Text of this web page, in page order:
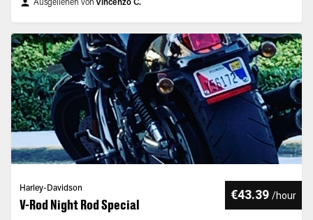
Ausgeliehen von Vincenzo C.
Harley-Davidson
V-Rod Night Rod Special
€43.39 /hour